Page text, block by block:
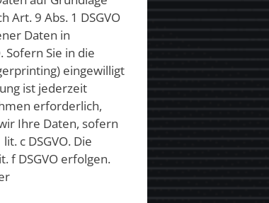
Art. 9 Abs. 1 DSGVO
Daten in
Sie in die
eingewilligt
ist jederzeit
erforderlich,
Ihre Daten, sofern
c DSGVO. Die
f DSGVO erfolgen.